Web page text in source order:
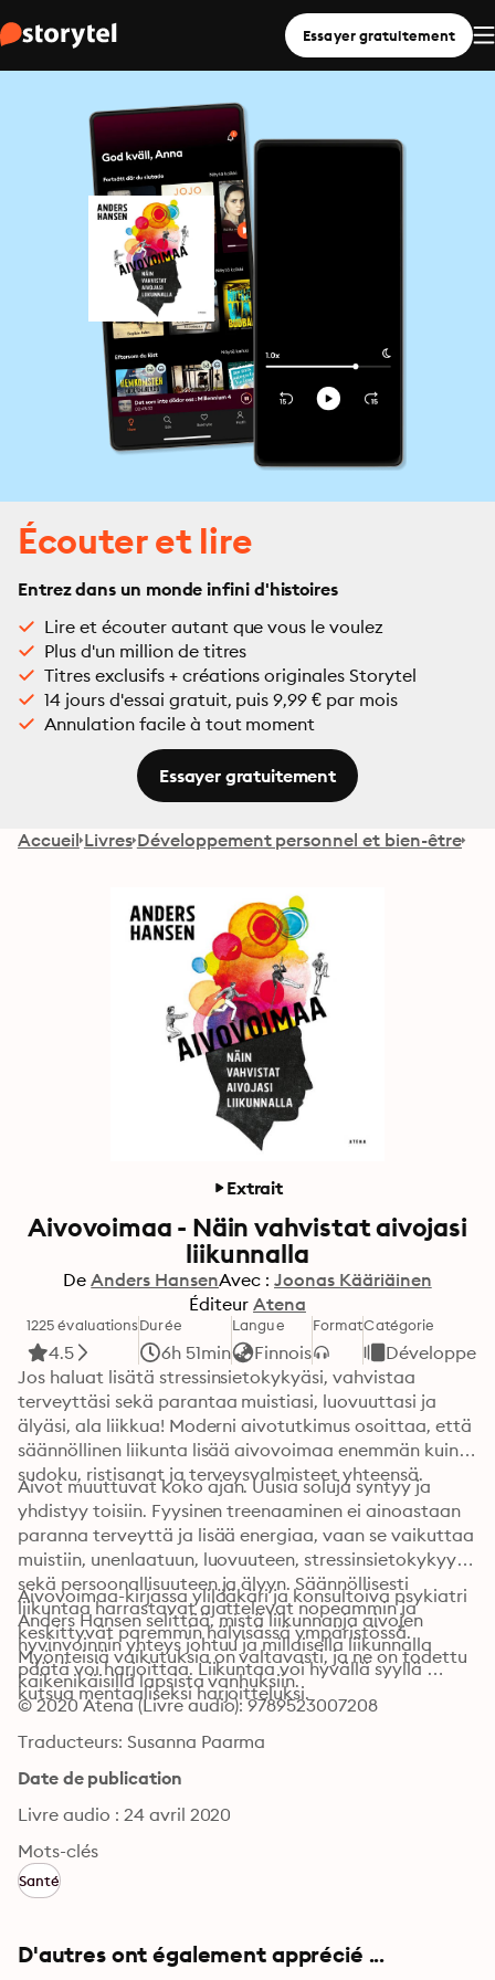
Essayer gratuitement
Écouter et lire
Entrez dans un monde infini d'histoires
Lire et écouter autant que vous le voulez
Plus d'un million de titres
Titres exclusifs + créations originales Storytel
14 jours d'essai gratuit, puis 9,99 € par mois
Annulation facile à tout moment
Essayer gratuitement
Accueil Livres Développement personnel et bien-être
Extrait
Aivovoimaa - Näin vahvistat aivojasi
liikunnalla
De Anders HansenAvec : Joonas Kääriäinen
Éditeur Atena
1225 évaluations
4.5
Durée
6h 51min
Langue
Finnois
FormatCatégorie
Jos haluat lisätä stressinsietokykyäsi, vahvistaa
terveyttäsi sekä parantaa muistiasi, luovuuttasi ja
älyäsi, ala liikkua! Moderni aivotutkimus osoittaa, että
säännöllinen liikunta lisää aivovoimaa enemmän kuin
sudoku, ristisanat ja terveysvalmisteet yhteensä.
Aivot muuttuvat koko ajan. Uusia soluja syntyy ja
yhdistyy toisiin. Fyysinen treenaaminen ei ainoastaan
paranna terveyttä ja lisää energiaa, vaan se vaikuttaa
muistiin, unenlaatuun, luovuuteen, stressinsietokykyyn
sekä persoonallisuuteen ja älyyn. Säännöllisesti
liikuntaa harrastavat ajattelevat nopeammin ja
keskittyvät paremmin hälyisässä ympäristössä.
Myönteisiä vaikutuksia on valtavasti, ja ne on todettu
kaikenikäisillä lapsista vanhuksiin.
Aivovoimaa-kirjassa ylilääkäri ja konsultoiva psykiatri
Anders Hansen selittää, mistä liikunnanja aivojen
hyvinvoinnin yhteys johtuu ja millaisella liikunnalla
päätä voi harjoittaa. Liikuntaa voi hyvällä syyllä
kutsua mentaaliseksi harjoitteluksi.
© 2020 Atena (Livre audio): 9789523007208
Traducteurs: Susanna Paarma
Date de publication
Livre audio : 24 avril 2020
Mots-clés
Santé
D'autres ont également apprécié ...